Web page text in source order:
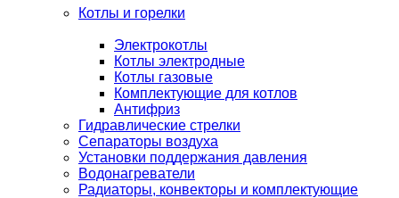
Котлы и горелки
Электрокотлы
Котлы электродные
Котлы газовые
Комплектующие для котлов
Антифриз
Гидравлические стрелки
Сепараторы воздуха
Установки поддержания давления
Водонагреватели
Радиаторы, конвекторы и комплектующие